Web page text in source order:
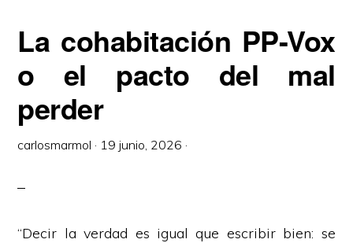
La cohabitación PP-Vox
o el pacto del mal
perder
carlosmarmol · 19 junio, 2026 ·
“Decir la verdad es igual que escribir bien: se